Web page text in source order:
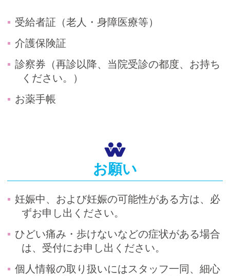
受給者証（老人・身障医療等）
介護保険証
診察券（再診以降、当院受診の都度、お持ち
ください。）
お薬手帳
お願い
妊娠中、および妊娠の可能性がある方は、必
ずお申し出ください。
ひどい痛み・歩けないなどの症状がある場合
は、受付にお申し出ください。
個人情報の取り扱いにはスタッフ一同、細心